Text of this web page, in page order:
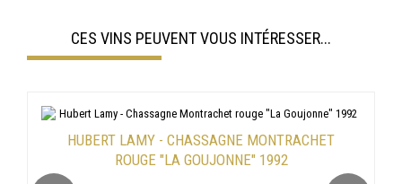
CES VINS PEUVENT VOUS INTÉRESSER...
HUBERT LAMY - CHASSAGNE MONTRACHET
ROUGE "LA GOUJONNE" 1992